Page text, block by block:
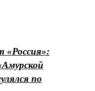
«Россия»:
по